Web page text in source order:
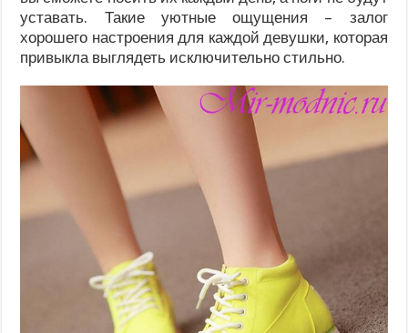
уставать. Такие уютные ощущения – залог
хорошего настроения для каждой девушки, которая
привыкла выглядеть исключительно стильно.